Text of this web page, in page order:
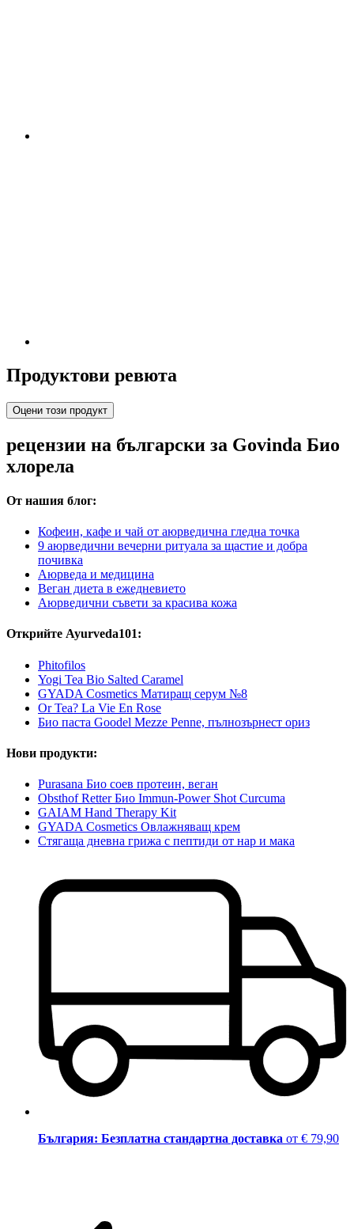
Продуктови ревюта
Оцени този продукт
рецензии на български за Govinda Био
хлорела
От нашия блог:
Кофеин, кафе и чай от аюрведична гледна точка
9 аюрведични вечерни ритуала за щастие и добра
почивка
Аюрведа и медицина
Веган диета в ежедневието
Аюрведични съвети за красива кожа
Открийте Ayurveda101:
Phitofilos
Yogi Tea Bio Salted Caramel
GYADA Cosmetics Матиращ серум №8
Or Tea? La Vie En Rose
Био паста Goodel Mezze Penne, пълнозърнест ориз
Нови продукти:
Purasana Био соев протеин, веган
Obsthof Retter Био Immun-Power Shot Curcuma
GAIAM Hand Therapy Kit
GYADA Cosmetics Овлажняващ крем
Стягаща дневна грижа с пептиди от нар и мака
България: Безплатна стандартна доставка от € 79,90